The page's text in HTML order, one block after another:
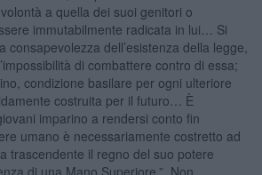
a quella dei suoi genitori o
immutabilmente radicata in lui… Si
consapevolezza dell’esistenza della legge,
di combattere contro di essa;
condizione basilare per ogni ulteriore
costruita per il futuro… È
imparino a rendersi conto fin
umano è necessariamente costretto ad
trascendente il regno del suo potere
di una Mano Superiore.”. Non